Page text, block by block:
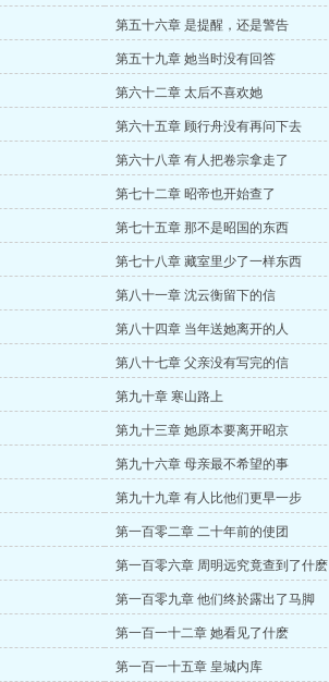
第五十六章 是提醒，还是警告
第五十九章 她当时没有回答
第六十二章 太后不喜欢她
第六十五章 顾行舟没有再问下去
第六十八章 有人把卷宗拿走了
第七十二章 昭帝也开始查了
第七十五章 那不是昭国的东西
第七十八章 藏室里少了一样东西
第八十一章 沈云衡留下的信
第八十四章 当年送她离开的人
第八十七章 父亲没有写完的信
第九十章 寒山路上
第九十三章 她原本要离开昭京
第九十六章 母亲最不希望的事
第九十九章 有人比他们更早一步
第一百零二章 二十年前的使团
第一百零六章 周明远究竟查到了什麽
第一百零九章 他们终於露出了马脚
第一百一十二章 她看见了什麽
第一百一十五章 皇城内库